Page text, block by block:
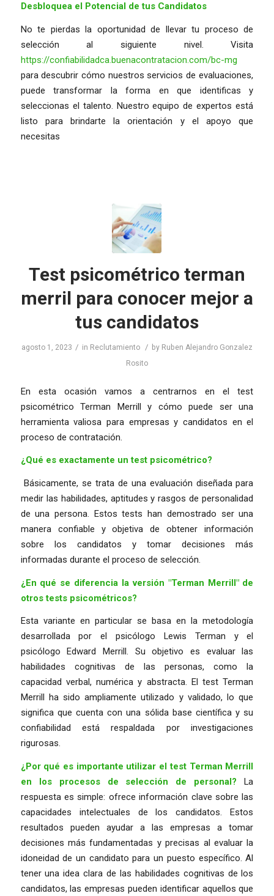
Desbloquea el Potencial de tus Candidatos
No te pierdas la oportunidad de llevar tu proceso de
selección al siguiente nivel. Visita
https://confiabilidadca.buenacontratacion.com/bc-mg
para descubrir cómo nuestros servicios de evaluaciones,
puede transformar la forma en que identificas y
seleccionas el talento. Nuestro equipo de expertos está
listo para brindarte la orientación y el apoyo que
necesitas
Test psicométrico terman
merril para conocer mejor a
tus candidatos
agosto 1, 2023 / in Reclutamiento / by Ruben Alejandro Gonzalez
Rosito
En esta ocasión vamos a centrarnos en el test
psicométrico Terman Merrill y cómo puede ser una
herramienta valiosa para empresas y candidatos en el
proceso de contratación.
¿Qué es exactamente un test psicométrico?
Básicamente, se trata de una evaluación diseñada para
medir las habilidades, aptitudes y rasgos de personalidad
de una persona. Estos tests han demostrado ser una
manera confiable y objetiva de obtener información
sobre los candidatos y tomar decisiones más
informadas durante el proceso de selección.
¿En qué se diferencia la versión "Terman Merrill" de
otros tests psicométricos?
Esta variante en particular se basa en la metodología
desarrollada por el psicólogo Lewis Terman y el
psicólogo Edward Merrill. Su objetivo es evaluar las
habilidades cognitivas de las personas, como la
capacidad verbal, numérica y abstracta. El test Terman
Merrill ha sido ampliamente utilizado y validado, lo que
significa que cuenta con una sólida base científica y su
confiabilidad está respaldada por investigaciones
rigurosas.
¿Por qué es importante utilizar el test Terman Merrill
en los procesos de selección de personal?La
respuesta es simple: ofrece información clave sobre las
capacidades intelectuales de los candidatos. Estos
resultados pueden ayudar a las empresas a tomar
decisiones más fundamentadas y precisas al evaluar la
idoneidad de un candidato para un puesto específico. Al
tener una idea clara de las habilidades cognitivas de los
candidatos, las empresas pueden identificar aquellos que